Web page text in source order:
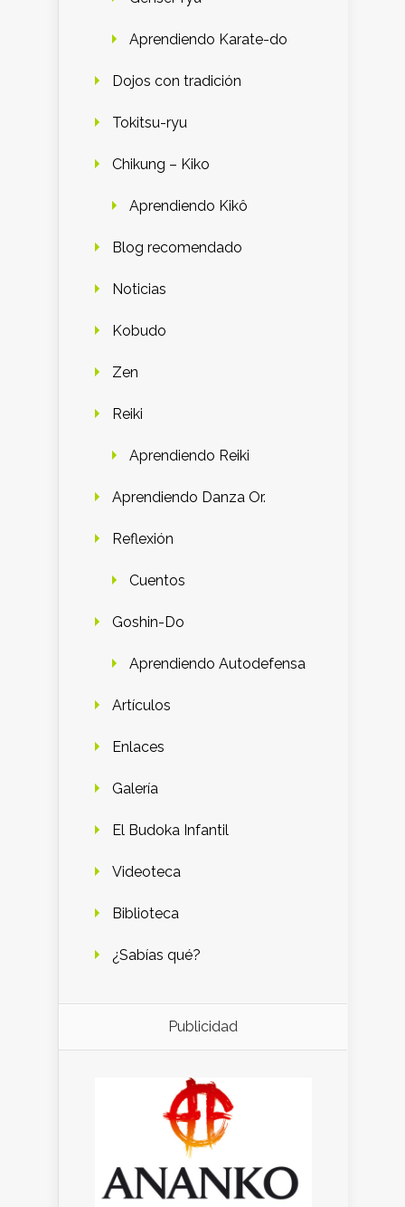
Aprendiendo Karate-do
Dojos con tradición
Tokitsu-ryu
Chikung – Kiko
Aprendiendo Kikô
Blog recomendado
Noticias
Kobudo
Zen
Reiki
Aprendiendo Reiki
Aprendiendo Danza Or.
Reflexión
Cuentos
Goshin-Do
Aprendiendo Autodefensa
Artículos
Enlaces
Galería
El Budoka Infantil
Videoteca
Biblioteca
¿Sabías qué?
Publicidad